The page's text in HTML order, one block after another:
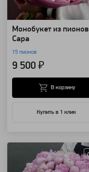
Монобукет из пионов
Сара
15 пионов
9 500 ₽
Купить в 1 клик
В корзину